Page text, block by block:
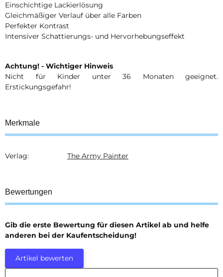
Einschichtige Lackierlösung
Gleichmäßiger Verlauf über alle Farben
Perfekter Kontrast
Intensiver Schattierungs- und Hervorhebungseffekt
Achtung! - Wichtiger Hinweis
Nicht für Kinder unter 36 Monaten geeignet.
Erstickungsgefahr!
Merkmale
Produkteigenschaft
Wert
Verlag: The Army Painter
Bewertungen
Gib die erste Bewertung für diesen Artikel ab und helfe
anderen bei der Kaufentscheidung!
Artikel bewerten